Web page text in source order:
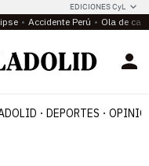
EDICIONES CyL
Accidente Perú Ola de
DEPORTES